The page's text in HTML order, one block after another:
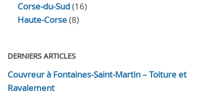
Corse-du-Sud(16)
Haute-Corse(8)
DERNIERS ARTICLES
Couvreur à Fontaines-Saint-Martin – Toiture et
Ravalement